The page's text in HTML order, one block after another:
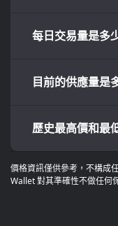
每日交易量是多
目前的供應量是
歷史最高價和最
價格資訊僅供參考，不構成
Wallet 對其準確性不做任何